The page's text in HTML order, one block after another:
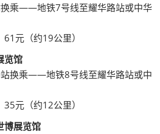
乘——地铁7号线至耀华路站或中华
元（约19公里）
览馆
换乘——地铁8号线至耀华路站或中
元（约12公里）
博展览馆